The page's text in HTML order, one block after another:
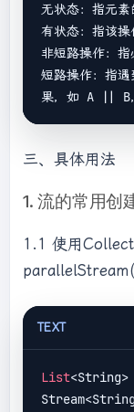
无状态：指元素
有状态：指该操
非短路操作：指
短路操作：指
果，如 A
||
三、具体用法
1. 流的常用创
1.1 使用
TEXT
List<String>